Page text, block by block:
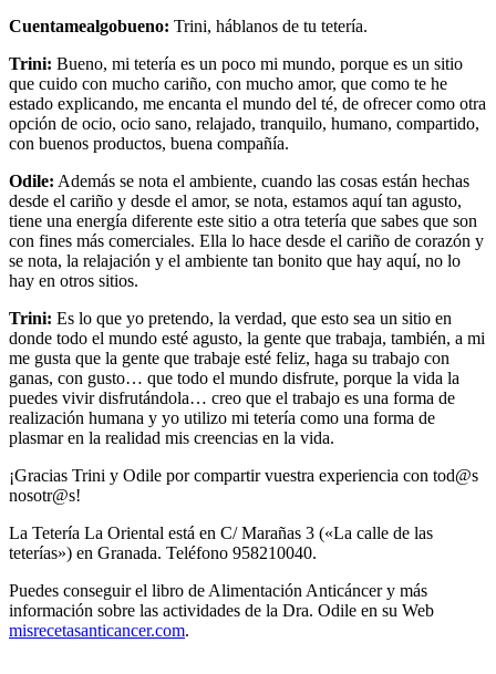
Cuentamealgobueno: Trini, háblanos de tu tetería.
Trini: Bueno, mi tetería es un poco mi mundo, porque es un sitio
que cuido con mucho cariño, con mucho amor, que como te he
estado explicando, me encanta el mundo del té, de ofrecer como otra
opción de ocio, ocio sano, relajado, tranquilo, humano, compartido,
con buenos productos, buena compañía.
Odile: Además se nota el ambiente, cuando las cosas están hechas
desde el cariño y desde el amor, se nota, estamos aquí tan agusto,
tiene una energía diferente este sitio a otra tetería que sabes que son
con fines más comerciales. Ella lo hace desde el cariño de corazón y
se nota, la relajación y el ambiente tan bonito que hay aquí, no lo
hay en otros sitios.
Trini: Es lo que yo pretendo, la verdad, que esto sea un sitio en
donde todo el mundo esté agusto, la gente que trabaja, también, a mi
me gusta que la gente que trabaje esté feliz, haga su trabajo con
ganas, con gusto… que todo el mundo disfrute, porque la vida la
puedes vivir disfrutándola… creo que el trabajo es una forma de
realización humana y yo utilizo mi tetería como una forma de
plasmar en la realidad mis creencias en la vida.
¡Gracias Trini y Odile por compartir vuestra experiencia con tod@s
nosotr@s!
La Tetería La Oriental está en C/ Marañas 3 («La calle de las
teterías») en Granada. Teléfono 958210040.
Puedes conseguir el libro de Alimentación Anticáncer y más
información sobre las actividades de la Dra. Odile en su Web
misrecetasanticancer.com.